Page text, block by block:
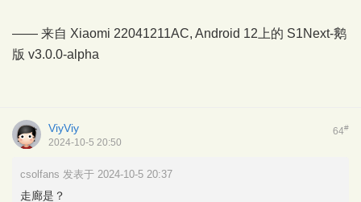
—— 来自 Xiaomi 22041211AC, Android 12上的 S1Next-鹅
版 v3.0.0-alpha
64#
ViyViy
2024-10-5 20:50
csolfans 发表于 2024-10-5 20:37
走廊是？